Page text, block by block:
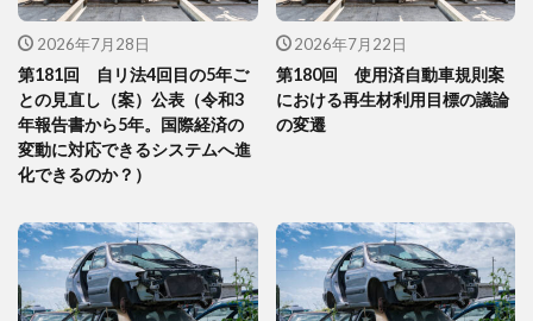
2026年7月28日
第181回 自リ法4回目の5年ご
との見直し（案）公表（令和3
年報告書から5年。国際経済の
変動に対応できるシステムへ進
化できるのか？）
2026年7月22日
第180回 使用済自動車規則案
における再生材利用目標の議論
の変遷